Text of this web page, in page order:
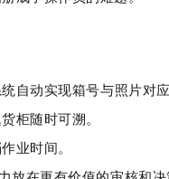
自动实现箱号与照片对应
柜随时可溯。
业时间。